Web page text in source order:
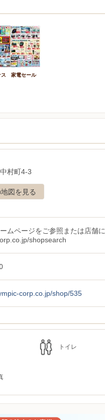
ス 家電セール
村町4-3
図を見る
ムページをご参照または店舗
shopsearch
corp.co.jp/shop/535
トイレ